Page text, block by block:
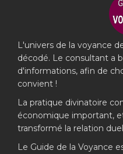
L'univers de la voyance
décodé. Le consultant a
d'informations, afin de
convient !
La pratique divinatoire
économique important,
transformé la relation
Le Guide de la Voyance